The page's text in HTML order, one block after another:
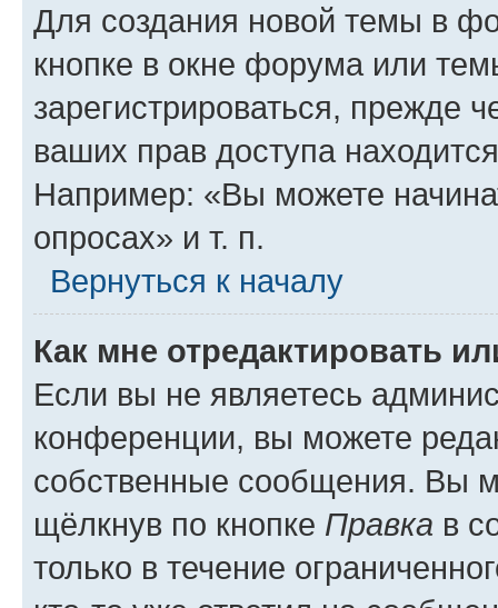
Для создания новой темы в
кнопке в окне форума или
зарегистрироваться, прежде
ваших прав доступа
Например: «Вы можете
опросах» и т. п.
Вернуться к началу
Как мне отредактировать
Если вы не являетесь
конференции, вы можете
собственные сообщения. Вы
щёлкнув по кнопке Правка в
только в течение